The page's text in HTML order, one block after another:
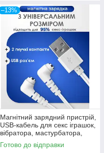
–13%
Магнітний зарядний пристрій,
USB-кабель для секс іграшок,
вібратора, мастурбатора,
іграшок для дорослих із
роздільними контактами
Готово до відправки